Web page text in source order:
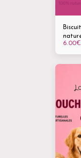
chiots
6.00€